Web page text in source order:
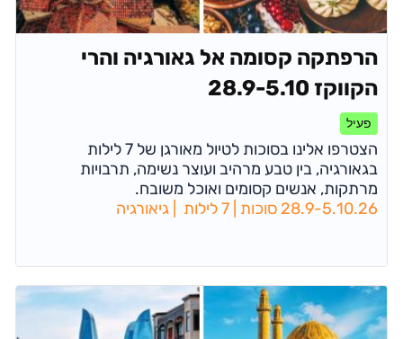
הרפתקה קסומה אל גאורגיה והרי
הקווקז 28.9-5.10
פעיל
הצטרפו אלינו בסוכות לטיול מאורגן של 7 לילות
בגאורגיה, בין טבע מרהיב ועוצר נשימה, תרבויות
מרתקות, אנשים קסומים ואוכל משובח.
28.9-5.10.26 סוכות | 7 לילות | גיאורגיה